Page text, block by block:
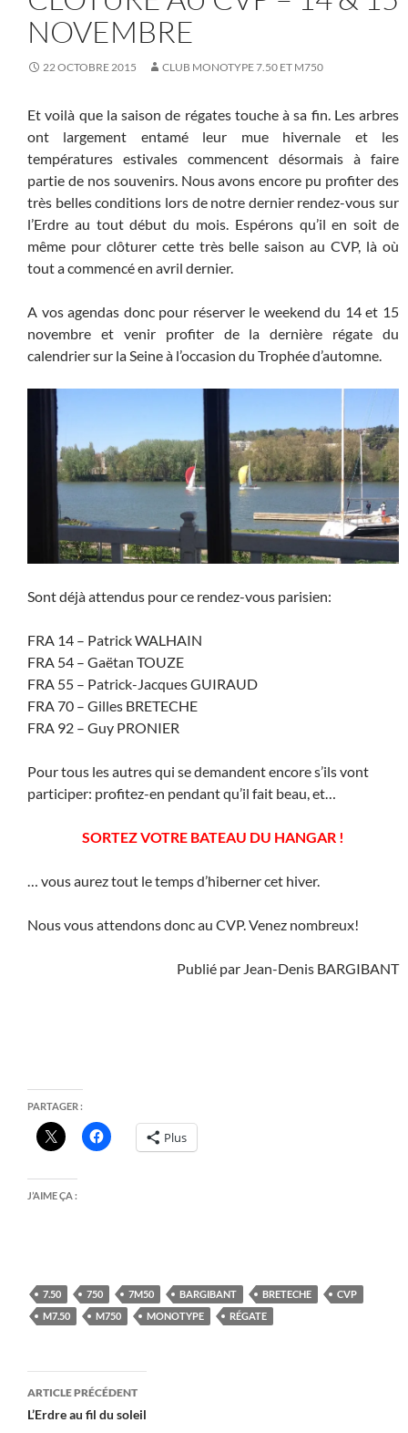
NOVEMBRE
22 OCTOBRE 2015 CLUB MONOTYPE 7.50 ET M750
Et voilà que la saison de régates touche à sa fin. Les arbres
ont largement entamé leur mue hivernale et les
températures estivales commencent désormais à faire
partie de nos souvenirs. Nous avons encore pu profiter des
très belles conditions lors de notre dernier rendez-vous sur
l’Erdre au tout début du mois. Espérons qu’il en soit de
même pour clôturer cette très belle saison au CVP, là où
tout a commencé en avril dernier.
A vos agendas donc pour réserver le weekend du 14 et 15
novembre et venir profiter de la dernière régate du
calendrier sur la Seine à l’occasion du Trophée d’automne.
Sont déjà attendus pour ce rendez-vous parisien:
FRA 14 – Patrick WALHAIN
FRA 54 – Gaëtan TOUZE
FRA 55 – Patrick-Jacques GUIRAUD
FRA 70 – Gilles BRETECHE
FRA 92 – Guy PRONIER
Pour tous les autres qui se demandent encore s’ils vont
participer: profitez-en pendant qu’il fait beau, et…
SORTEZ VOTRE BATEAU DU HANGAR !
… vous aurez tout le temps d’hiberner cet hiver.
Nous vous attendons donc au CVP. Venez nombreux!
Publié par Jean-Denis BARGIBANT
PARTAGER :
Plus
J’AIME ÇA :
7.50 750 7M50 BARGIBANT BRETECHE
CVP
M7.50
M750 MONOTYPE RÉGATE
Navigation
des
ARTICLE PRÉCÉDENT
L’Erdre au fil du soleil